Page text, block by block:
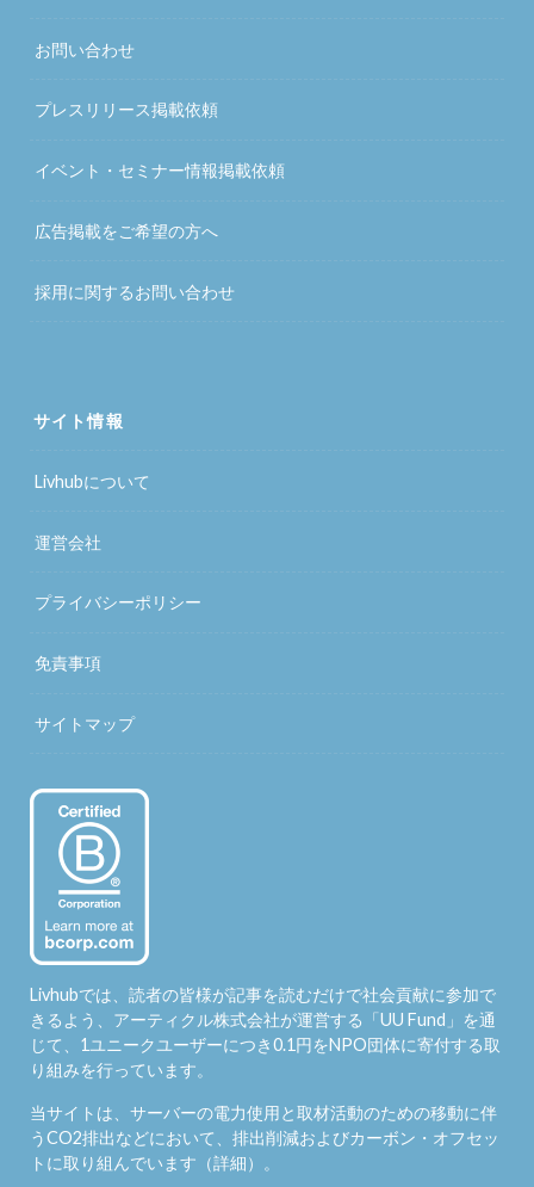
お問い合わせ
プレスリリース掲載依頼
イベント・セミナー情報掲載依頼
広告掲載をご希望の方へ
採用に関するお問い合わせ
サイト情報
Livhubについて
運営会社
プライバシーポリシー
免責事項
サイトマップ
Livhubでは、読者の皆様が記事を読むだけで社会貢献に参加で
きるよう、アーティクル株式会社が運営する「UU Fund 」を通
じて、1ユニークユーザーにつき0.1円をNPO団体に寄付する取
り組みを行っています。
当サイトは、サーバーの電力使用と取材活動のための移動に伴
うCO2排出などにおいて、排出削減およびカーボン・オフセッ
トに取り組んでいます（詳細）。